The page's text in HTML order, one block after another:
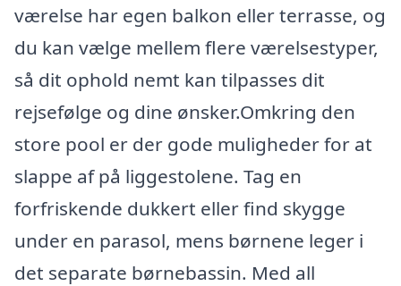
værelse har egen balkon eller terrasse, og
du kan vælge mellem flere værelsestyper,
så dit ophold nemt kan tilpasses dit
rejsefølge og dine ønsker.Omkring den
store pool er der gode muligheder for at
slappe af på liggestolene. Tag en
forfriskende dukkert eller find skygge
under en parasol, mens børnene leger i
det separate børnebassin. Med all